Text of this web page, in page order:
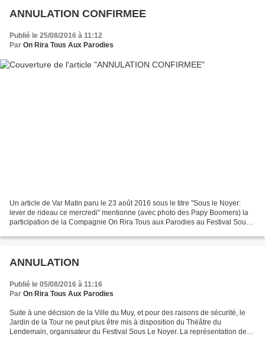
ANNULATION CONFIRMEE
Publié le 25/08/2016 à 11:12
Par On Rira Tous Aux Parodies
Un article de Var Matin paru le 23 août 2016 sous le titre "Sous le Noyer:
lever de rideau ce mercredi" mentionne (avec photo des Papy Boomers) la
participation de la Compagnie On Rira Tous aux Parodies au Festival Sous
ANNULATION
Publié le 05/08/2016 à 11:16
Par On Rira Tous Aux Parodies
Suite à une décision de la Ville du Muy, et pour des raisons de sécurité, le
Jardin de la Tour ne peut plus être mis à disposition du Théâtre du
Lendemain, organisateur du Festival Sous Le Noyer. La représentation de